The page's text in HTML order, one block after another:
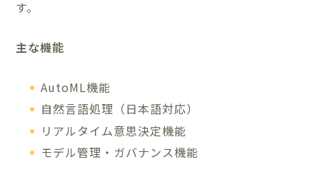
す。
主な機能
AutoML機能
自然言語処理（日本語対応）
リアルタイム意思決定機能
モデル管理・ガバナンス機能